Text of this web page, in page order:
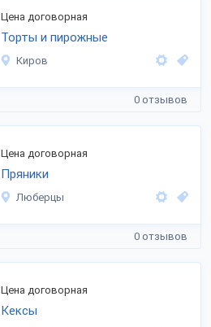
Цена договорная
Торты и пирожные
Киров
0 отзывов
Цена договорная
Пряники
Люберцы
0 отзывов
Цена договорная
Кексы